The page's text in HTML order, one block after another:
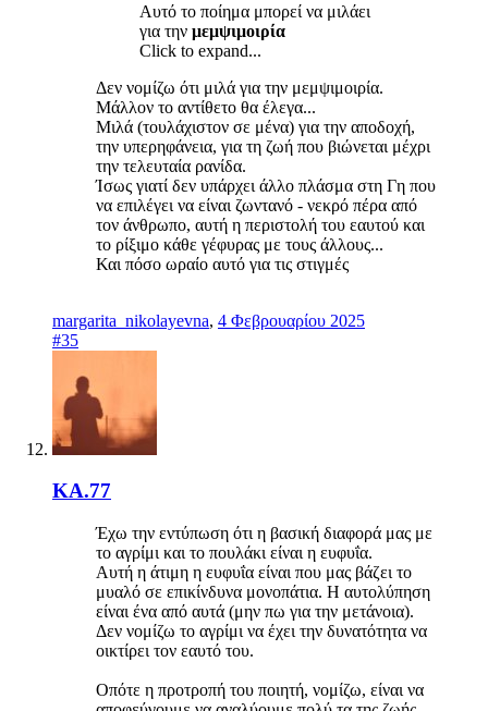
Αυτό το ποίημα μπορεί να μιλάει
για την μεμψιμοιρία
Click to expand...
Δεν νομίζω ότι μιλά για την μεμψιμοιρία.
Μάλλον το αντίθετο θα έλεγα...
Μιλά (τουλάχιστον σε μένα) για την αποδοχή,
την υπερηφάνεια, για τη ζωή που βιώνεται μέχρι
την τελευταία ρανίδα.
Ίσως γιατί δεν υπάρχει άλλο πλάσμα στη Γη που
να επιλέγει να είναι ζωντανό - νεκρό πέρα από
τον άνθρωπο, αυτή η περιστολή του εαυτού και
το ρίξιμο κάθε γέφυρας με τους άλλους...
Και πόσο ωραίο αυτό για τις στιγμές
margarita_nikolayevna, 4 Φεβρουαρίου 2025
#35
KA.77
Έχω την εντύπωση ότι η βασική διαφορά μας με
το αγρίμι και το πουλάκι είναι η ευφυΐα.
Αυτή η άτιμη η ευφυΐα είναι που μας βάζει το
μυαλό σε επικίνδυνα μονοπάτια. Η αυτολύπηση
είναι ένα από αυτά (μην πω για την μετάνοια).
Δεν νομίζω το αγρίμι να έχει την δυνατότητα να
οικτίρει τον εαυτό του.
Οπότε η προτροπή του ποιητή, νομίζω, είναι να